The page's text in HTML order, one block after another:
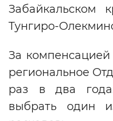
Забайкальском
Тунгиро-
За компенсацией
региональное
раз в два
выбрать один